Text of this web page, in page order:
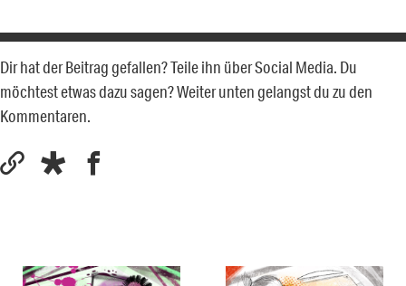
Dir hat der Beitrag gefallen? Teile ihn über Social Media. Du
möchtest etwas dazu sagen? Weiter unten gelangst du zu den
Kommentaren.